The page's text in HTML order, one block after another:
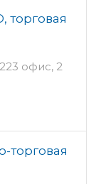
торговая
офис, 2
торговая